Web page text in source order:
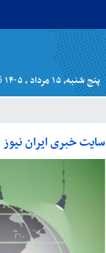
پنج شنبه, ۱۵ مرداد , ۱۴۰۵
سایت خبری ایران نیوز